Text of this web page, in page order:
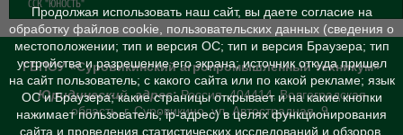
ССК "ЮНОСТЬ"
ГБПОУ «Суровикинский агропромышленный техникум»
Юридический адрес:Россия, 404414, Волгоградская
область, г. Суровикино, ул. Автострадная, 9
Продолжая использовать наш сайт, вы даете согласие на
обработку файлов cookie, пользовательских данных (сведения о
местоположении; тип и версия ОС; тип и версия Браузера; тип
устройства и разрешение его экрана; источник откуда пришел
на сайт пользователь; с какого сайта или по какой рекламе; язык
ОС и Браузера; какие страницы открывает и на какие кнопки
нажимает пользователь; ip-адрес) в целях функционирования
сайта и проведения статистических исследований и обзоров.